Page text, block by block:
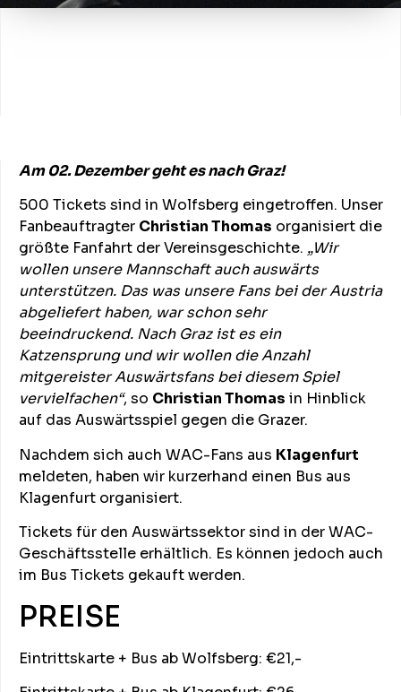
Am 02. Dezember geht es nach Graz!
500 Tickets sind in Wolfsberg eingetroffen. Unser
Fanbeauftragter Christian Thomas organisiert die
größte Fanfahrt der Vereinsgeschichte. „Wir
wollen unsere Mannschaft auch auswärts
unterstützen. Das was unsere Fans bei der Austria
abgeliefert haben, war schon sehr
beeindruckend. Nach Graz ist es ein
Katzensprung und wir wollen die Anzahl
mitgereister Auswärtsfans bei diesem Spiel
vervielfachen“, so Christian Thomas in Hinblick
auf das Auswärtsspiel gegen die Grazer.
Nachdem sich auch WAC-Fans aus Klagenfurt
meldeten, haben wir kurzerhand einen Bus aus
Klagenfurt organisiert.
Tickets für den Auswärtssektor sind in der WAC-
Geschäftsstelle erhältlich. Es können jedoch auch
im Bus Tickets gekauft werden.
PREISE
Eintrittskarte + Bus ab Wolfsberg: €21,-